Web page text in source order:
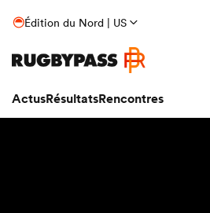
Édition du Nord | US
ActusRésultatsRencontres